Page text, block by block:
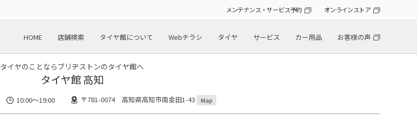
メンテナンス・サービス予約 オンラインストア
HOME 店舗検索 タイヤ館について Webチラシ タイヤ サービス カー用品 お客様の声
タイヤのことならブリヂストンのタイヤ館へ
タイヤ館 高知
10:00〜19:00 〒781-0074 高知県高知市南金田1-43 Map